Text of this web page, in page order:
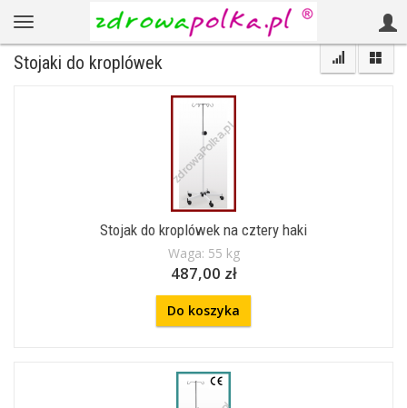
Stojaki do kroplówek
Stojak do kroplówek na cztery haki
Waga: 55 kg
487,00 zł
Do koszyka